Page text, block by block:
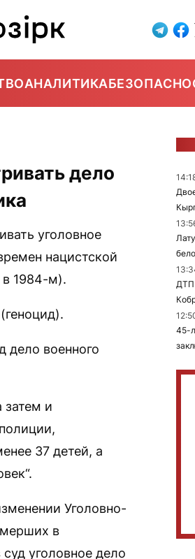
АНАЛИТИКА
дело
уголовное
нацистской
в 1984-м).
дело военного
затем и
37 детей, а
Уголовно-
в
уголовное дело
ДТП
45-